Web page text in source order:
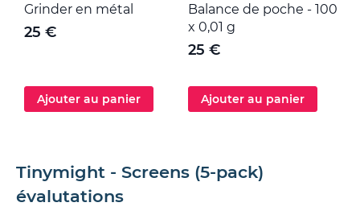
Grinder en métal
25 €
Ajouter au panier
Balance de poche - 100
x 0,01 g
25 €
Ajouter au panier
Tinymight - Screens (5-pack)
évalutations